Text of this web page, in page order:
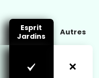
Esprit
Jardins
Autres